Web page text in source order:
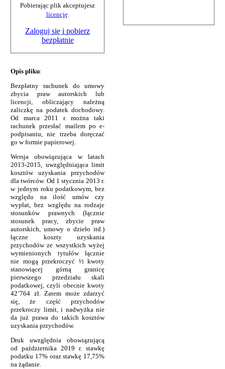
Pobierając plik akceptujesz
licencję.
Zaloguj się i pobierz
bezpłatnie
Opis pliku:
Bezpłatny rachunek do umowy
zbycia praw autorskich lub
licencji, obliczający należną
zaliczkę na podatek dochodowy.
Od marca 2011 r. można taki
rachunek przesłać mailem po e-
podpisaniu, nie trzeba doręczać
go w formie papierowej.
Wersja obowiązująca w latach
2013-2015, uwzględniająca limit
kosztów uzyskania przychodów
dla twórców. Od 1 stycznia 2013 r.
w jednym roku podatkowym, bez
względu na ilość umów czy
wypłat, bez względu na rodzaje
stosunków prawnych (łącznie
stosunek pracy, zbycie praw
autorskich, umowy o dzieło itd.)
łączne koszty uzyskania
przychodów ze wszystkich wyżej
wymienionych tytułów łącznie
nie mogą przekroczyć ½ kwoty
stanowiącej górną granicę
pierwszego przedziału skali
podatkowej, czyli obecnie kwoty
42’764 zł. Zatem może zdarzyć
się, że część przychodów
przekroczy limit, i nadwyżka nie
da już prawa do takich kosztów
uzyskania przychodów.
Druk uwzględnia obowiązującą
od października 2019 r. stawkę
podatku 17% oraz stawkę 17,75%
na żądanie.